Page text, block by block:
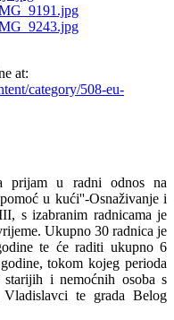
at:
category/508-eu-
prijam u radni odnos na
u kući''-Osnaživanje i
s izabranim radnicama je
Ukupno 30 radnica je
te će raditi ukupno 6
tokom kojeg perioda
i nemoćnih osoba s
te grada Belog